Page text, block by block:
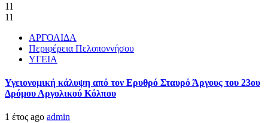
11
11
ΑΡΓΟΛΙΔΑ
Περιφέρεια Πελοποννήσου
ΥΓΕΙΑ
Υγειονομική κάλυψη από τον Ερυθρό Σταυρό Άργους του 23ου
Δρόμου Αργολικού Κόλπου
1 έτος ago admin